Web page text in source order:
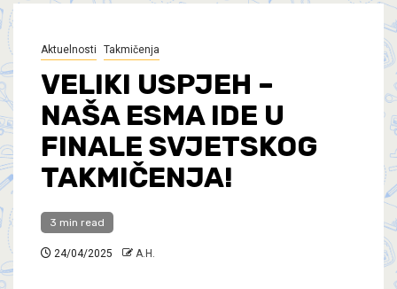
Aktuelnosti Takmičenja
VELIKI USPJEH –
NAŠA ESMA IDE U
FINALE SVJETSKOG
TAKMIČENJA!
3 min read
24/04/2025 A.H.